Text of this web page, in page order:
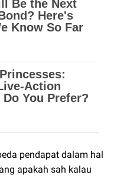
pendapat dalam hal
apakah sah kalau